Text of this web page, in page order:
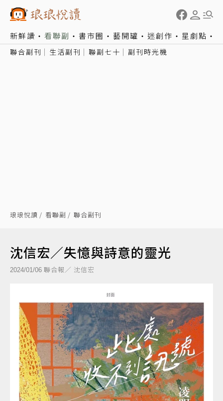
新鮮讀 看聯副 書市圈 藝開罐 迷創作 星劇點
聯合副刊 生活副刊 聯副七十 副刊時光機
琅琅悅讀 看聯副 聯合副刊
沈信宏／失憶與詩意的靈光
2024/01/06 聯合報／ 沈信宏